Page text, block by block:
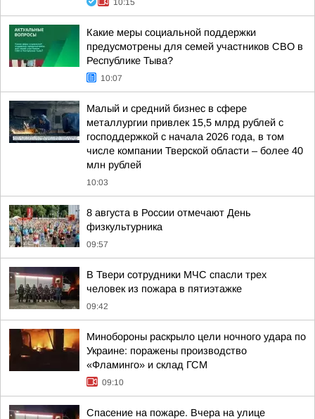
10:15
Какие меры социальной поддержки
предусмотрены для семей участников СВО в
Республике Тыва?
10:07
Малый и средний бизнес в сфере
металлургии привлек 15,5 млрд рублей с
господдержкой с начала 2026 года, в том
числе компании Тверской области – более 40
млн рублей
10:03
8 августа в России отмечают День
физкультурника
09:57
В Твери сотрудники МЧС спасли трех
человек из пожара в пятиэтажке
09:42
Минобороны раскрыло цели ночного удара по
Украине: поражены производство
«Фламинго» и склад ГСМ
09:10
Спасение на пожаре. Вчера на улице